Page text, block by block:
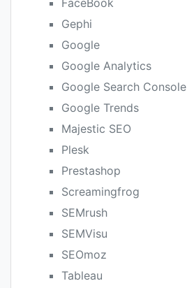
Gephi
Google
Google Analytics
Google Search Console
Google Trends
Majestic SEO
Plesk
Prestashop
Screamingfrog
SEMrush
SEMVisu
SEOmoz
Tableau